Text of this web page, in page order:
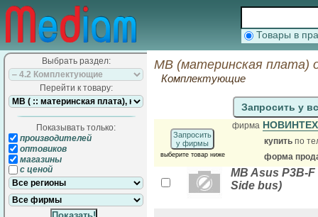
Товары в
Выбрать раздел:
Перейти к товару:
Показывать только:
производителей
оптовиков
магазины
с ценой
MB (материнская плата)
Комплектующие
Запросить у
Запросить
у фирмы
выберите товар ниже
фирма
купить по
форма
MB Asus P3B-F
Side bus)